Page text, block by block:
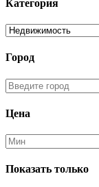
Категория
Город
Цена
Показать только